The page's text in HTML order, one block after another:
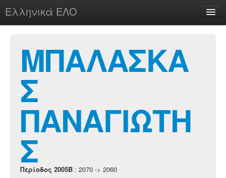
Ελληνικά ΕΛΟ
chesstu.be @ discord
Login
ΜΠΑΛΑΣΚΑ
Σ
ΠΑΝΑΓΙΩΤΗ
Σ
Περίοδος 2005B : 2070 -> 2060